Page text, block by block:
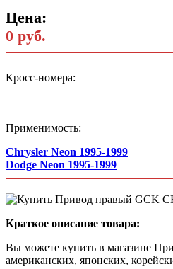
Цена:
0 руб.
Кросс-номера:
Применимость:
Chrysler Neon 1995-1999
Dodge Neon 1995-1999
Краткое описание товара:
Вы можете купить в магазине
американских, японских,